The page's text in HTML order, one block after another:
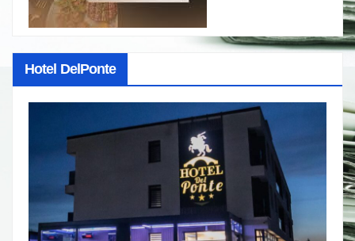
Hotel DelPonte